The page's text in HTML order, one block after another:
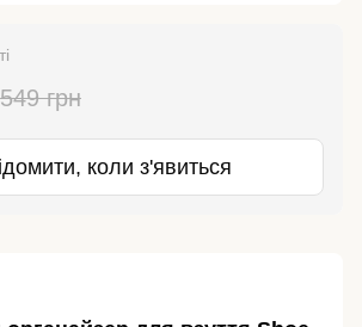
549 грн
коли з'явиться